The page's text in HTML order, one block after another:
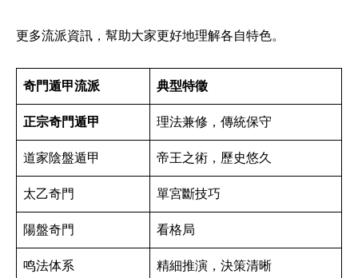
更多流派資訊，幫助大家更好地理解各自特色。
奇門遁甲流派 典型特徵
正宗奇門遁甲 理法兼修，傳統保守
道家陰盤遁甲 帝王之術，歷史悠久
太乙奇門 單宮斷技巧
陽盤奇門 看格局
鸣法体系 精細推演，決策清晰